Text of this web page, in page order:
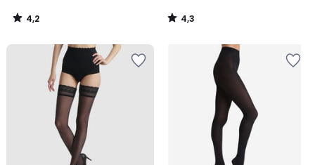
4,2
/
4,3
/